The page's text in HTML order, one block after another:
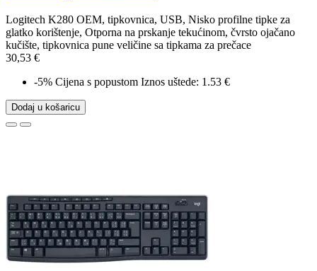
Logitech K280 OEM, tipkovnica, USB, Nisko profilne tipke za
glatko korištenje, Otporna na prskanje tekućinom, čvrsto ojačano
kučište, tipkovnica pune veličine sa tipkama za prečace
30,53 €
-5% Cijena s popustom Iznos uštede: 1.53 €
Dodaj u košaricu